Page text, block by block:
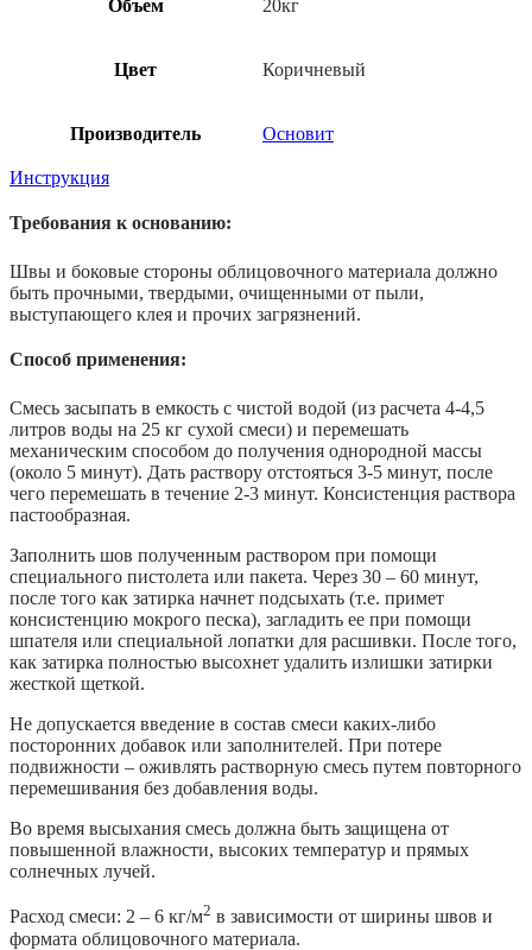
Объем 20кг
Цвет Коричневый
Производитель Основит
Инструкция
Требования к основанию:
Швы и боковые стороны облицовочного материала должно
быть прочными, твердыми, очищенными от пыли,
выступающего клея и прочих загрязнений.
Способ применения:
Смесь засыпать в емкость с чистой водой (из расчета 4-4,5
литров воды на 25 кг сухой смеси) и перемешать
механическим способом до получения однородной массы
(около 5 минут). Дать раствору отстояться 3-5 минут, после
чего перемешать в течение 2-3 минут. Консистенция раствора
пастообразная.
Заполнить шов полученным раствором при помощи
специального пистолета или пакета. Через 30 – 60 минут,
после того как затирка начнет подсыхать (т.е. примет
консистенцию мокрого песка), загладить ее при помощи
шпателя или специальной лопатки для расшивки. После того,
как затирка полностью высохнет удалить излишки затирки
жесткой щеткой.
Не допускается введение в состав смеси каких-либо
посторонних добавок или заполнителей. При потере
подвижности – оживлять растворную смесь путем повторного
перемешивания без добавления воды.
Во время высыхания смесь должна быть защищена от
повышенной влажности, высоких температур и прямых
солнечных лучей.
Расход смеси: 2 – 6 кг/м2 в зависимости от ширины швов и
формата облицовочного материала.